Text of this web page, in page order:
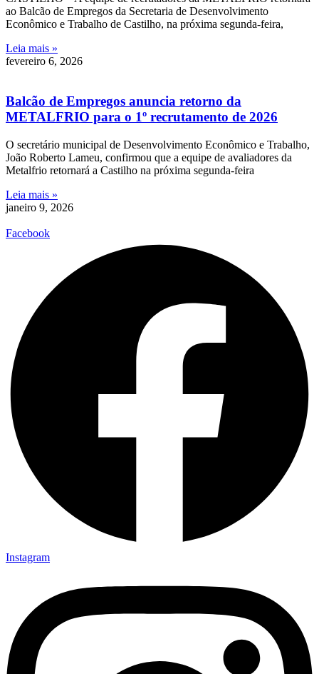
ao Balcão de Empregos da Secretaria de Desenvolvimento
Econômico e Trabalho de Castilho, na próxima segunda-feira,
Leia mais »
fevereiro 6, 2026
Balcão de Empregos anuncia retorno da
METALFRIO para o 1º recrutamento de 2026
O secretário municipal de Desenvolvimento Econômico e Trabalho,
João Roberto Lameu, confirmou que a equipe de avaliadores da
Metalfrio retornará a Castilho na próxima segunda-feira
Leia mais »
janeiro 9, 2026
Facebook
Instagram